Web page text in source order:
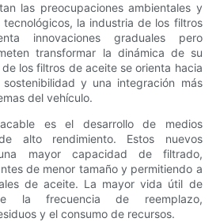
las preocupaciones ambientales y
la industria de los filtros
innovaciones graduales pero
transformar la dinámica de su
los filtros de aceite se orienta hacia
y una integración más
del vehículo.
es el desarrollo de medios
alto rendimiento. Estos nuevos
mayor capacidad de filtrado,
de menor tamaño y permitiendo a
de aceite. La mayor vida útil de
la frecuencia de reemplazo,
y el consumo de recursos.